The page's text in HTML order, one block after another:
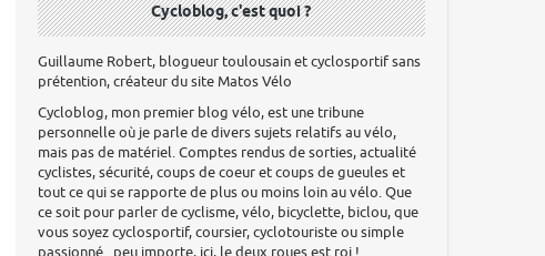
Cycloblog, c'est quoi ?
Guillaume Robert, blogueur toulousain et cyclosportif sans
prétention, créateur du site Matos Vélo
Cycloblog, mon premier blog vélo, est une tribune
personnelle où je parle de divers sujets relatifs au vélo,
mais pas de matériel. Comptes rendus de sorties, actualité
cyclistes, sécurité, coups de coeur et coups de gueules et
tout ce qui se rapporte de plus ou moins loin au vélo. Que
ce soit pour parler de cyclisme, vélo, bicyclette, biclou, que
vous soyez cyclosportif, coursier, cyclotouriste ou simple
passionné...peu importe, ici, le deux roues est roi !